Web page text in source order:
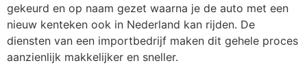
gekeurd en op naam gezet waarna je de auto met een
nieuw kenteken ook in Nederland kan rijden. De
diensten van een importbedrijf maken dit gehele proces
aanzienlijk makkelijker en sneller.